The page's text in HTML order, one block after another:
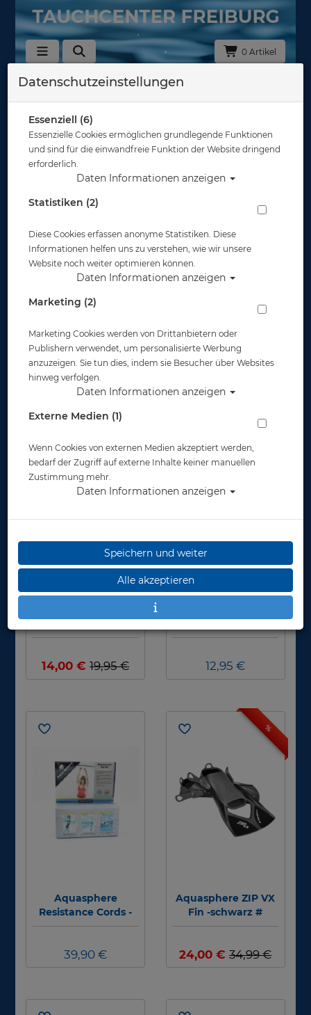
0 Artikel
Schwimmhilfen & Training
SILICONE -
Abverkauf
3,95 €
Tauchring-Set (3
Stück)
14,00 €19,95 € 12,95 €
Aquasphere
Resistance Cords -
Zugseil #
39,90 €
%
Aquasphere ZIP VX
Fin -schwarz #
24,00 €34,99 €
Datenschutzeinstellungen
Essenziell (6)
Essenzielle Cookies ermöglichen grundlegende Funktionen
und sind für die einwandfreie Funktion der Website dringend
erforderlich.
Daten Informationen anzeigen
Statistiken (2)
Diese Cookies erfassen anonyme Statistiken. Diese
Informationen helfen uns zu verstehen, wie wir unsere
Website noch weiter optimieren können.
Daten Informationen anzeigen
Marketing (2)
Marketing Cookies werden von Drittanbietern oder
Publishern verwendet, um personalisierte Werbung
anzuzeigen. Sie tun dies, indem sie Besucher über Websites
hinweg verfolgen.
Daten Informationen anzeigen
Externe Medien (1)
Wenn Cookies von externen Medien akzeptiert werden,
bedarf der Zugriff auf externe Inhalte keiner manuellen
Zustimmung mehr.
Daten Informationen anzeigen
Speichern und weiter
Alle akzeptieren